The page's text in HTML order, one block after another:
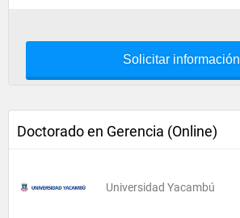
Solicitar información
Doctorado en Gerencia (Online)
Universidad Yacambú